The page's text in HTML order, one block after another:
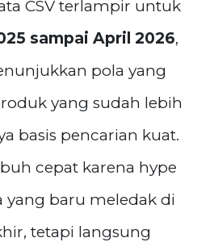
CSV terlampir untuk
sampai April 2026,
pola yang
yang sudah lebih
basis pencarian kuat.
cepat karena hype
yang baru meledak di
tetapi langsung